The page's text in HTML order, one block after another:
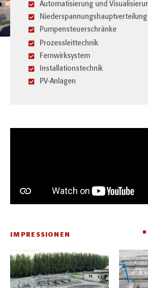
Automatisierung und
Niederspannungshauptverteilung
Pumpensteuerschränke
Prozessleittechnik
Fernwirksystem
Installationstechnik
PV-Anlagen
IMPRESSIONEN